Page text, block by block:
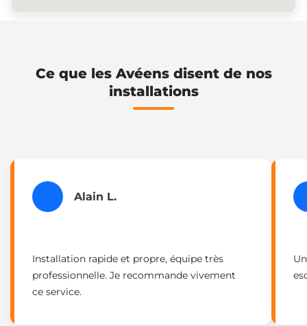
Ce que les Avéens disent de nos
installations
Alain L.
Installation rapide et propre, équipe très
professionnelle. Je recommande vivement
ce service.